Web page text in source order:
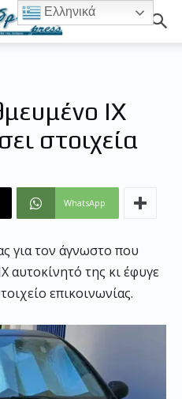
ΙΧ
στοιχεία
WhatsApp
για τον άγνωστο που
αυτοκίνητό της κι έφυγε
επικοινωνίας.
Ελληνικά